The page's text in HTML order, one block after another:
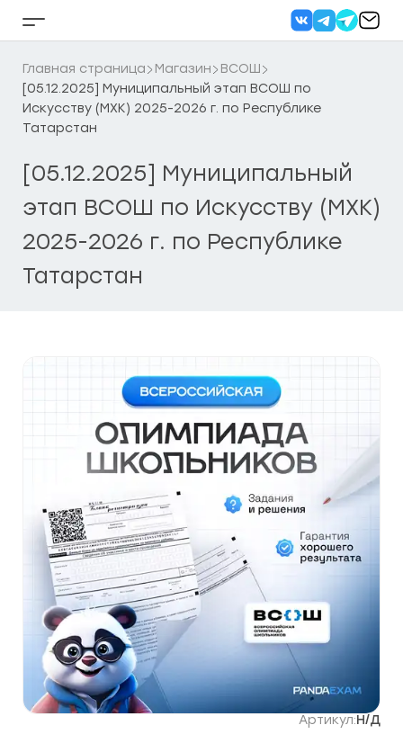
Кнопка
бокового
меню
Главная страница Магазин
ВСОШ
[05.12.2025] Муниципальный этап ВСОШ по
Искусству (МХК) 2025-2026 г. по Республике
Татарстан
[05.12.2025] Муниципальный
этап ВСОШ по Искусству (МХК)
2025-2026 г. по Республике
Татарстан
Артикул:Н/Д